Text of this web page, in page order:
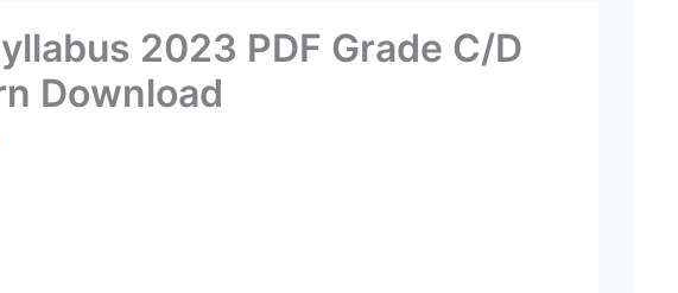
2023 PDF Grade C/D
Download